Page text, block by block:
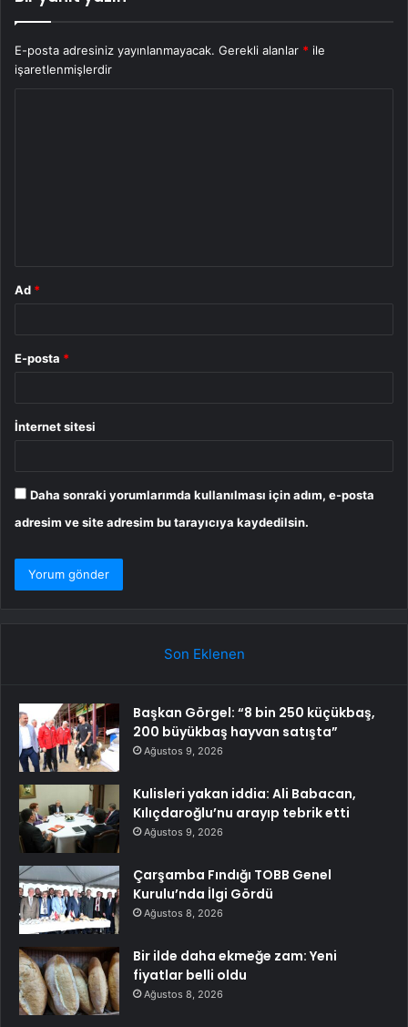
E-posta adresiniz yayınlanmayacak. Gerekli alanlar * ile
işaretlenmişlerdir
Ad *
E-posta *
İnternet sitesi
Daha sonraki yorumlarımda kullanılması için adım, e-posta
adresim ve site adresim bu tarayıcıya kaydedilsin.
Son Eklenen
Başkan Görgel: “8 bin 250 küçükbaş,
200 büyükbaş hayvan satışta”
Ağustos 9, 2026
Kulisleri yakan iddia: Ali Babacan,
Kılıçdaroğlu’nu arayıp tebrik etti
Ağustos 9, 2026
Çarşamba Fındığı TOBB Genel
Kurulu’nda İlgi Gördü
Ağustos 8, 2026
Bir ilde daha ekmeğe zam: Yeni
fiyatlar belli oldu
Ağustos 8, 2026